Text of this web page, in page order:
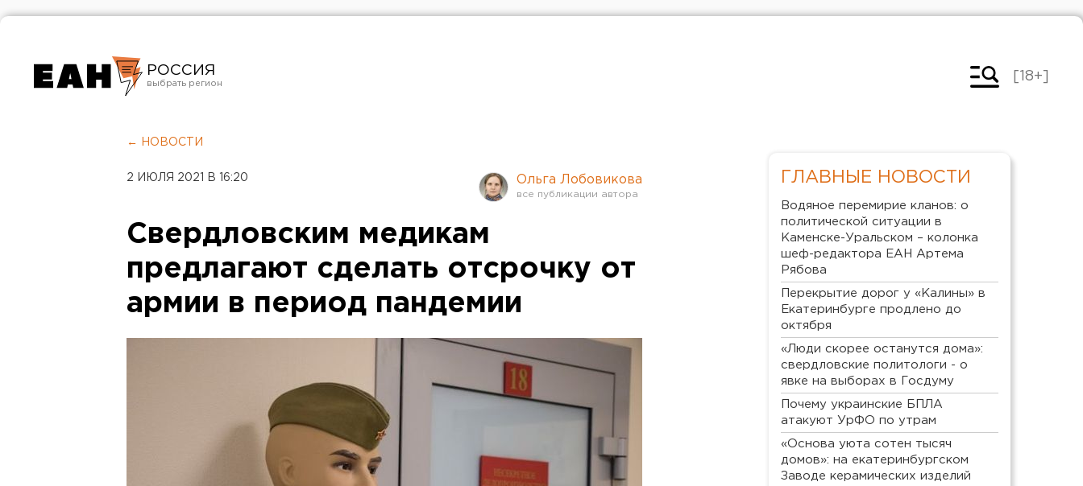
РОССИЯ
Челябинск
[18+]
← НОВОСТИ
2 ИЮЛЯ 2021 В 16:20 Ольга Лобовикова
Свердловским медикам
предлагают сделать отсрочку от
армии в период пандемии
ГЛАВНЫЕ НОВОСТИ
Водяное перемирие кланов: о
политической ситуации в
Каменске-Уральском – колонка
шеф-редактора ЕАН Артема
Рябова
Перекрытие дорог у «Калины» в
Екатеринбурге продлено до
октября
«Люди скорее останутся дома»:
свердловские политологи - о
явке на выборах в Госдуму
Почему украинские БПЛА
атакуют УрФО по утрам
«Основа уюта сотен тысяч
домов»: на екатеринбургском
Заводе керамических изделий